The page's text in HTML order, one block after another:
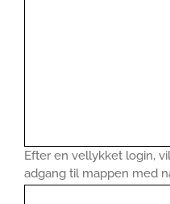
Efter en vellykket login,
adgang til mappen med